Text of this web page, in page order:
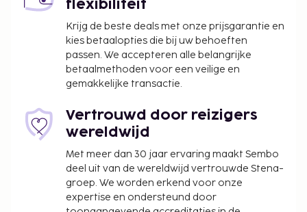
flexibiliteit
Krijg de beste deals met onze prijsgarantie en
kies betaalopties die bij uw behoeften
passen. We accepteren alle belangrijke
betaalmethoden voor een veilige en
gemakkelijke transactie.
Vertrouwd door reizigers
wereldwijd
Met meer dan 30 jaar ervaring maakt Sembo
deel uit van de wereldwijd vertrouwde Stena-
groep. We worden erkend voor onze
expertise en ondersteund door